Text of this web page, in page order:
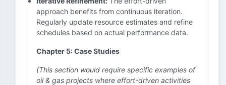
approach benefits from continuous iteration.
Regularly update resource estimates and refine
schedules based on actual performance data.
Chapter 5: Case Studies
(This section would require specific examples of
oil & gas projects where effort-driven activities